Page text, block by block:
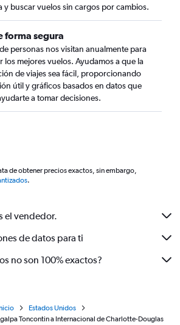
y buscar vuelos sin cargos por cambios.
forma segura
personas nos visitan anualmente para
los mejores vuelos. Ayudamos a que la
de viajes sea fácil, proporcionando
útil y gráficos basados en datos que
a tomar decisiones.
de obtener precios exactos, sin embargo,
.
el vendedor.
de datos para ti
no son 100% exactos?
Estados Unidos
Toncontin a Internacional de Charlotte-Douglas